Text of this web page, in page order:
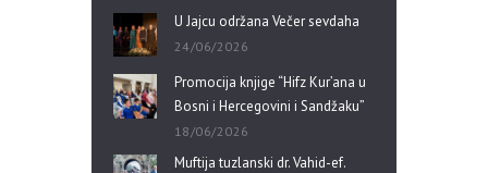
U Jajcu održana Večer sevdaha
24/06/2026
Promocija knjige “Hifz Kur’ana u
Bosni i Hercegovini i Sandžaku”
18/06/2026
Muftija tuzlanski dr. Vahid-ef.